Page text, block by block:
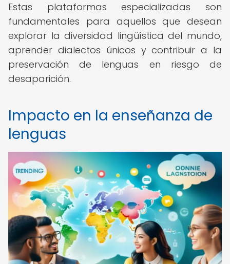
Estas plataformas especializadas son
fundamentales para aquellos que desean
explorar la diversidad lingüística del mundo,
aprender dialectos únicos y contribuir a la
preservación de lenguas en riesgo de
desaparición.
Impacto en la enseñanza de
lenguas